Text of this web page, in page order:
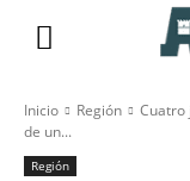
Inicio Región
Cuatro
de un...
Región